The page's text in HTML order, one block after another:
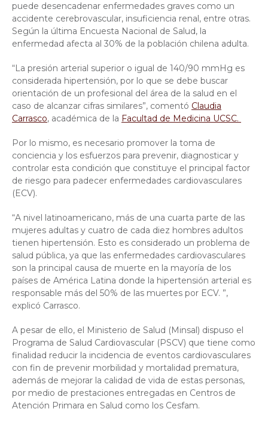
puede desencadenar enfermedades graves como un
accidente cerebrovascular, insuficiencia renal, entre otras.
Según la última Encuesta Nacional de Salud, la
enfermedad afecta al 30% de la población chilena adulta.
“La presión arterial superior o igual de 140/90 mmHg es
considerada hipertensión, por lo que se debe buscar
orientación de un profesional del área de la salud en el
caso de alcanzar cifras similares”, comentó Claudia
Carrasco, académica de la Facultad de Medicina UCSC.
Por lo mismo, es necesario promover la toma de
conciencia y los esfuerzos para prevenir, diagnosticar y
controlar esta condición que constituye el principal factor
de riesgo para padecer enfermedades cardiovasculares
(ECV).
“A nivel latinoamericano, más de una cuarta parte de las
mujeres adultas y cuatro de cada diez hombres adultos
tienen hipertensión. Esto es considerado un problema de
salud pública, ya que las enfermedades cardiovasculares
son la principal causa de muerte en la mayoría de los
países de América Latina donde la hipertensión arterial es
responsable más del 50% de las muertes por ECV. ”,
explicó Carrasco.
A pesar de ello, el Ministerio de Salud (Minsal) dispuso el
Programa de Salud Cardiovascular (PSCV) que tiene como
finalidad reducir la incidencia de eventos cardiovasculares
con fin de prevenir morbilidad y mortalidad prematura,
además de mejorar la calidad de vida de estas personas,
por medio de prestaciones entregadas en Centros de
Atención Primara en Salud como los Cesfam.